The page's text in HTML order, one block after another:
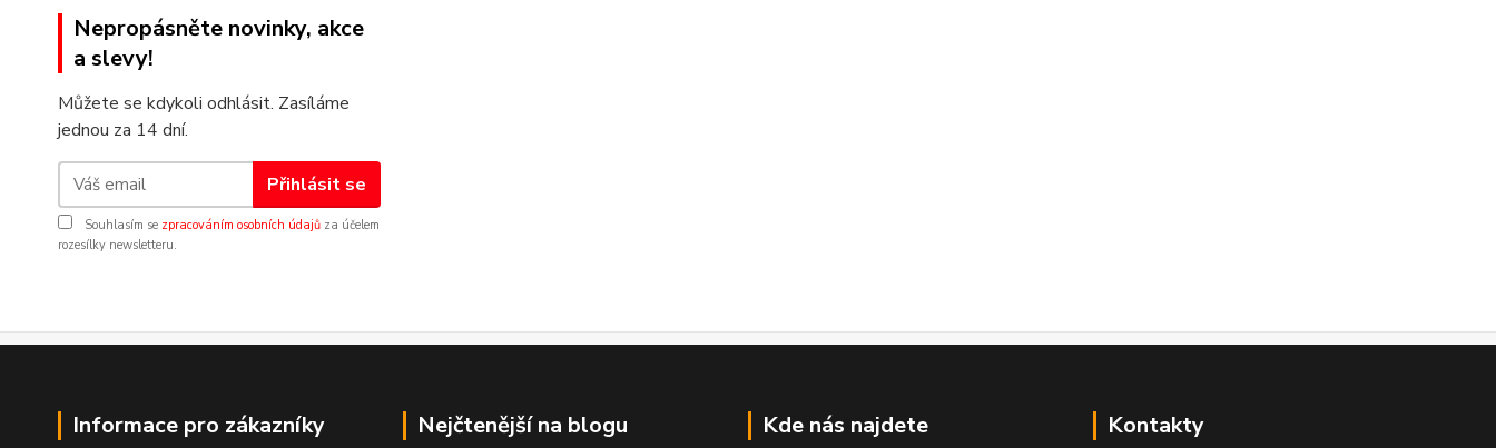
Nepropásněte novinky, akce
a slevy!
Můžete se kdykoli odhlásit. Zasíláme
jednou za 14 dní.
Přihlásit se
Souhlasím se zpracováním osobních údajů za účelem
rozesílky newsletteru.
Informace pro zákazníky Nejčtenější na blogu Kde nás najdete Kontakty